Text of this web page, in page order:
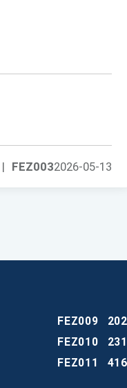
FEZ0032026-05-13
|
FEZ009
FEZ010
FEZ011